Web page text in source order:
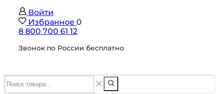
Войти
Избранное 0
8 800 700 61 12
Звонок по России бесплатно